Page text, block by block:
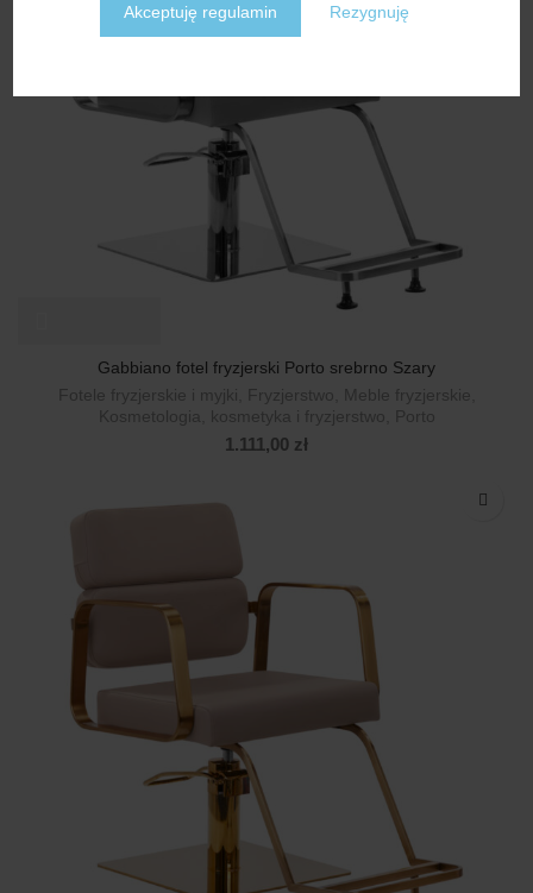
Akceptuję regulamin Rezygnuję
Gabbiano fotel fryzjerski Porto srebrno Szary
Fotele fryzjerskie i myjki
Fryzjerstwo Meble fryzjerskie
Kosmetologia, kosmetyka i fryzjerstwo
Porto
1.111,00 zł